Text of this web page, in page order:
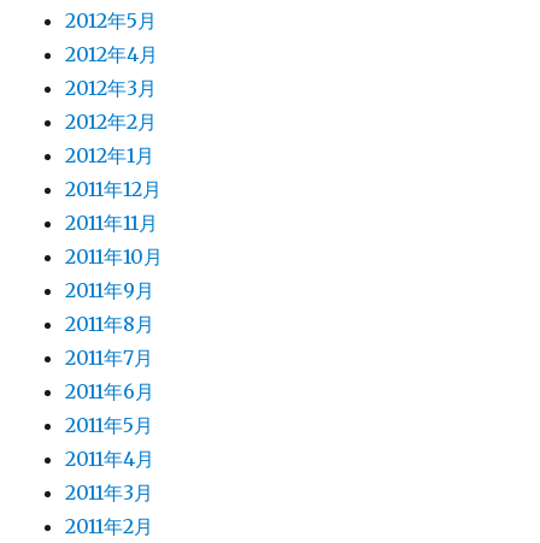
2012年5月
2012年4月
2012年3月
2012年2月
2012年1月
2011年12月
2011年11月
2011年10月
2011年9月
2011年8月
2011年7月
2011年6月
2011年5月
2011年4月
2011年3月
2011年2月